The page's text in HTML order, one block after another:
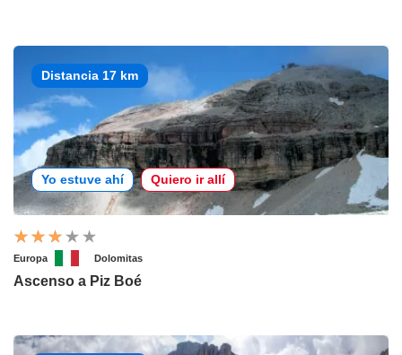
Distancia 17 km
Yo estuve ahí Quiero ir allí
Europa Dolomitas
Ascenso a Piz Boé